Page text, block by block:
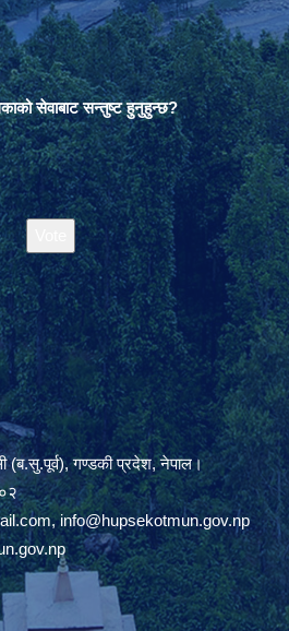
सेवाबाट सन्तुष्ट हुनुहुन्छ?
(ब.सु.पूर्व), गण्डकी प्रदेश, नेपाल।
,info@hupsekotmun.gov.np